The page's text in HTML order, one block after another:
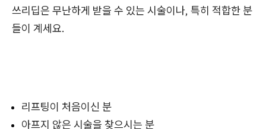
쓰리딥은 무난하게 받을 수 있는 시술이나, 특히 적합한 분
들이 계세요.
리프팅이 처음이신 분
아프지 않은 시술을 찾으시는 분